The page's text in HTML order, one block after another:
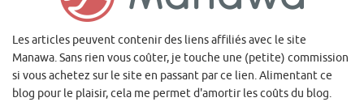
Les articles peuvent contenir des liens affiliés avec le site
Manawa. Sans rien vous coûter, je touche une (petite) commission
si vous achetez sur le site en passant par ce lien. Alimentant ce
blog pour le plaisir, cela me permet d'amortir les coûts du blog.